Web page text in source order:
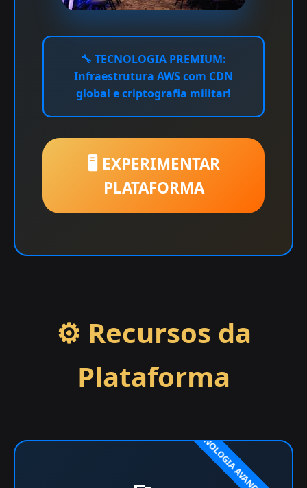
🔧 TECNOLOGIA PREMIUM:
Infraestrutura AWS com CDN
global e criptografia militar!
🖥️ EXPERIMENTAR
PLATAFORMA
⚙️ Recursos da
Plataforma